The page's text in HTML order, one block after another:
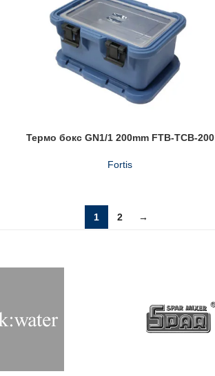
Термо бокс GN1/1 200mm FTB-TCB-200
Fortis
1 2 →